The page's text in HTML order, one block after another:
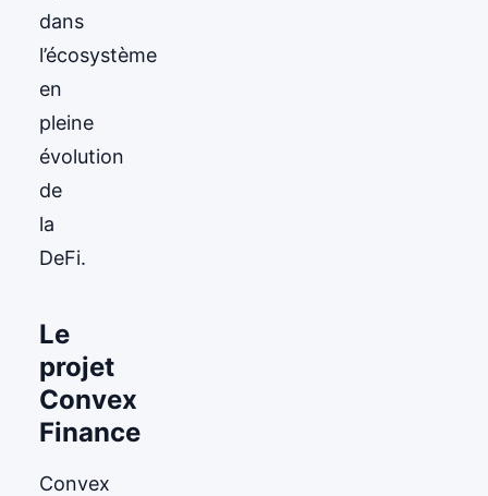
dans
l’écosystème
en
pleine
évolution
de
la
DeFi.
Le
projet
Convex
Finance
Convex